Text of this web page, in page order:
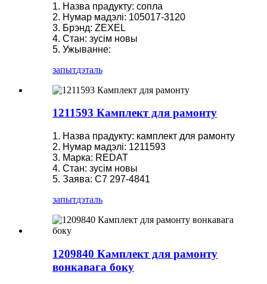
1. Назва прадукту: сопла
2. Нумар мадэлі: 105017-3120
3. Брэнд: ZEXEL
4. Стан: зусім новы
5. Ужыванне:
запытдэталь
1211593 Камплект для рамонту
1. Назва прадукту: камплект для рамонту
2. Нумар мадэлі: 1211593
3. Марка: REDAT
4. Стан: зусім новы
5. Заява: C7 297-4841
запытдэталь
1209840 Камплект для рамонту
вонкавага боку